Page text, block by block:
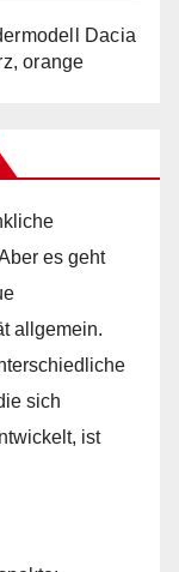
Dacia
orange
es geht
allgemein.
sich
ist